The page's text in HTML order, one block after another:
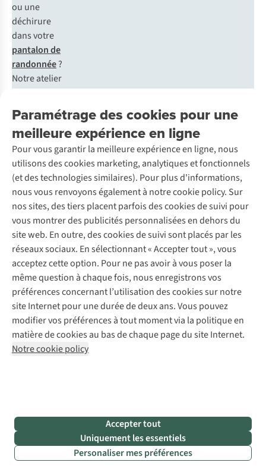
ou une
déchirure
dans votre
pantalon de
randonnée?
Notre atelier
Care &
Repair fait
des miracles.
Découvrez
nos services
d’entretien >
Conseil n° 4 :
faites une
analyse
gratuite des
pieds
Vous êtes
toujours à la
recherche de
la bonne
paire de
chaussures
de
randonnée?
dans nos
magasins.
Découvrez
notre
Paramétrage des cookies pour une
meilleure expérience en ligne
Pour vous garantir la meilleure expérience en ligne, nous
utilisons des cookies marketing, analytiques et fonctionnels
(et des technologies similaires). Pour plus d'informations,
nous vous renvoyons également à notre cookie policy. Sur
nos sites, des tiers placent parfois des cookies de suivi pour
vous montrer des publicités personnalisées en dehors du
site web. En outre, des cookies de suivi sont placés par les
réseaux sociaux. En sélectionnant « Accepter tout », vous
acceptez cette option. Pour ne pas avoir à vous poser la
même question à chaque fois, nous enregistrons vos
préférences concernant l’utilisation des cookies sur notre
site Internet pour une durée de deux ans. Vous pouvez
modifier vos préférences à tout moment via la politique en
matière de cookies au bas de chaque page du site Internet.
Notre cookie policy
Accepter tout
Uniquement les essentiels
Personaliser mes préférences